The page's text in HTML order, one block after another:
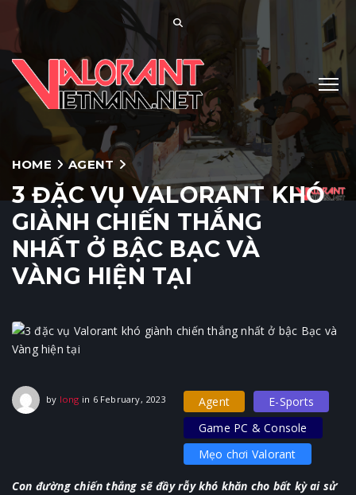
HOME AGENT
3 ĐẶC VỤ VALORANT KHÓ
GIÀNH CHIẾN THẮNG
NHẤT Ở BẬC BẠC VÀ
VÀNG HIỆN TẠI
by long in 6 February, 2023 6 February, 2023
Agent
E-Sports
Game PC & Console
Mẹo chơi Valorant
Con đường chiến thắng sẽ đầy rẫy khó khăn cho bất kỳ ai sử